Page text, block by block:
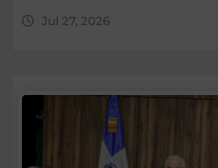
Jul 27, 2026